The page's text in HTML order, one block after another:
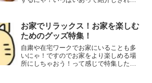
もいいけど他のも一緒に食べた
い…！！！って...
お家でリラックス！お家を楽しむ
ためのグッズ特集！
自粛や在宅ワークでお家にいることも多
いにゃ！ですのでお家をより楽しめる場
所にしちゃおう！って感じで特集したの